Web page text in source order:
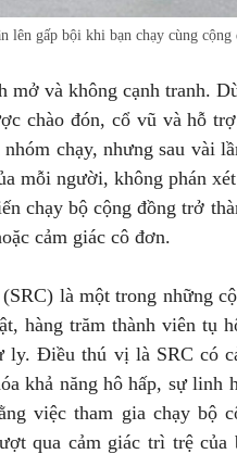
lên gấp bội khi bạn chạy cùng cộng
và không cạnh tranh.
chào đón, cổ vũ và hỗ
chạy, nhưng sau vài
mỗi người, không phán
chạy bộ cộng đồng trở
cảm giác cô đơn.
là một trong những
hàng trăm thành viên tụ
ly. Điều thú vị là SRC có
khả năng hô hấp, sự linh
việc tham gia chạy bộ
qua cảm giác trì trệ của